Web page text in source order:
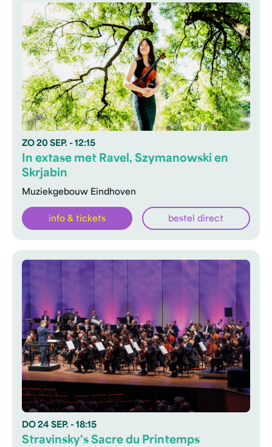
ZO 20 SEP. - 12:15
Muziekgebouw Eindhoven
In extase met Ravel, Szymanowski en
Skrjabin
info & tickets bestel direct
DO 24 SEP. - 18:15
Stravinsky's Sacre du Printemps